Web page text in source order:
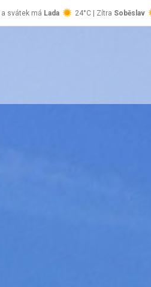
a svátek má Lada 24°C | Zítra Soběslav